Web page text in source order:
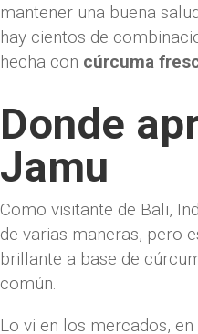
mantener una buena
hay cientos de
hecha con cúrcuma
Donde
Jamu
Como visitante de Bali,
de varias maneras, pero
brillante a base de
común.
Lo vi en los mercados,